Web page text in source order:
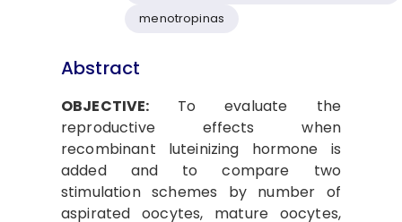
menotropinas
Abstract
OBJECTIVE: To evaluate the
reproductive effects when
recombinant luteinizing hormone is
added and to compare two
stimulation schemes by number of
aspirated oocytes, mature oocytes,